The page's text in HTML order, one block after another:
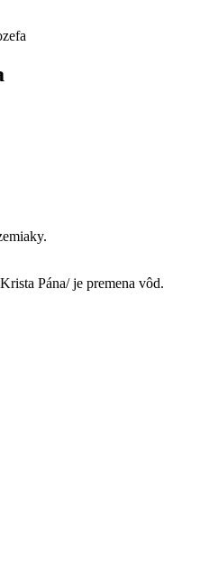
Pána/ je premena vôd.